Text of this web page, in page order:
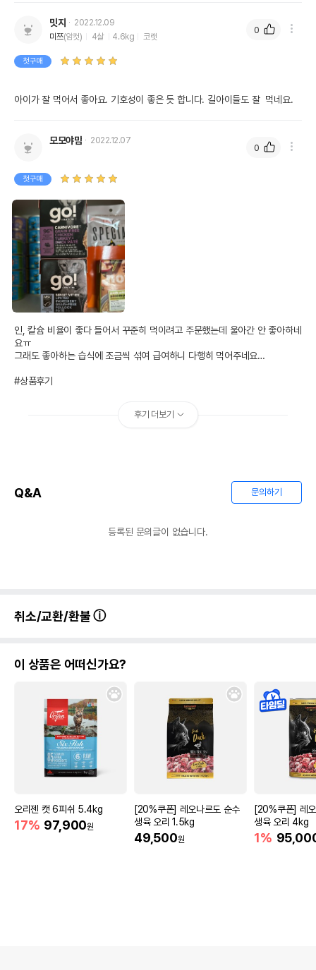
제조국 또는 원산지
제조자,수입품의 경우
수입자를 함께 표기
또는 소비자상담 관련
전화번호
어바웃펫 // 1644-9601
유통기한
이후인 상품이 출고됩니다.
밋지
2022.12.09
미쯔(암컷) 4살 4.6kg 코랫
첫구매
아이가 잘 먹어서 좋아요. 기호성이 좋은 듯 합니다. 길아이들도 잘  먹네요.
0
모모야맘 2022.12.07
첫구매
인, 칼슘 비율이 좋다 들어서 꾸준히 먹이려고 주문했는데 울아간 안 좋아하네
요ㅠ
그래도 좋아하는 습식에 조금씩 섞여 급여하니 다행히 먹어주네요…
#상품후기
0
후기 더보기
Q&A 문의하기
등록된 문의글이 없습니다.
취소/교환/환불
이 상품은 어떠신가요?
오리젠 캣 6피쉬 5.4kg
17% 97,900원
[20%쿠폰] 레오나르도 순수
생육 오리 1.5kg
49,500원
[20%쿠폰] 레
생육 오리 4kg
1%